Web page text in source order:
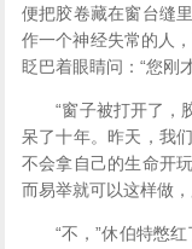
便把胶卷藏在窗台缝
作一个神经失常的人
眨巴着眼睛问：“您刚
“窗子被打开了，胶
呆了十年。昨天，我
不会拿自己的生命开
而易举就可以这样做
“不，”休伯特憋红了